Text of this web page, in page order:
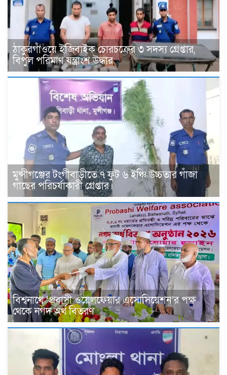
ঠাকুরগাঁওয়ে ইজিবাইক চোরচক্রের ৩ সদস্য গ্রেপ্তার,
বিপুল পরিমাণ যন্ত্রাংশ উদ্ধার ‎
মুন্সীগঞ্জের টংগীবাড়ীতে ৭ ফুট ৬ ইঞ্চি উচ্চতার গাঁজা
গাছের পরিচর্যাকারী গ্রেপ্তার।
বিশ্বনাথে ‘প্রবাসী ওয়েলফেয়ার এসোসিয়েশন’র পক্ষ
থেকে নগদ অর্থ বিতরণ